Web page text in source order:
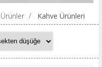
/ Kahve Ürünleri